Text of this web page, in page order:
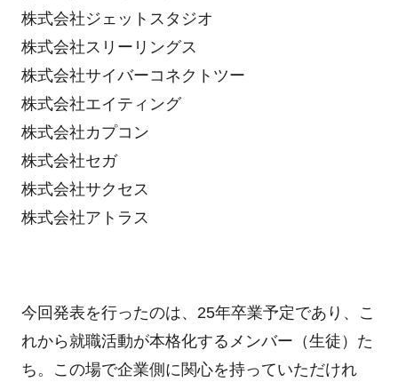
株式会社ジェットスタジオ
株式会社スリーリングス
株式会社サイバーコネクトツー
株式会社エイティング
株式会社カプコン
株式会社セガ
株式会社サクセス
株式会社アトラス
今回発表を行ったのは、 25年卒業予定であり、こ
れから就職活動が本格化するメンバー（生徒）た
ち。この場で企業側に関心を持っていただけれ